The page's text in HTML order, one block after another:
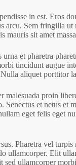
in est. Eros
Sem fringilla
sit amet
et pharetra
tincidunt augue
aliquet porttitor
proin
et netus et
eget felis eget
Pharetra vel
ullamcorper. Elit
ullamcorper